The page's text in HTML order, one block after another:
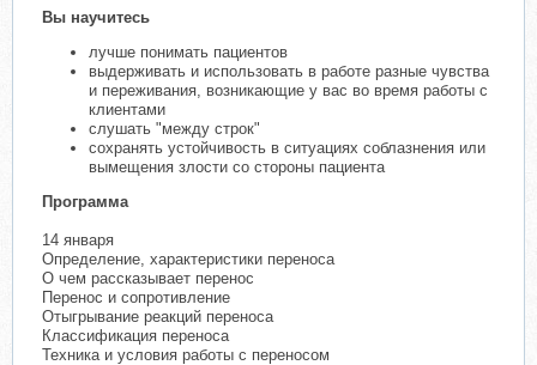
Вы научитесь
лучше понимать пациентов
выдерживать и использовать в работе разные чувства
и переживания, возникающие у вас во время работы с
клиентами
слушать "между строк"
сохранять устойчивость в ситуациях соблазнения или
вымещения злости со стороны пациента
Программа
14 января
Определение, характеристики переноса
О чем рассказывает перенос
Перенос и сопротивление
Отыгрывание реакций переноса
Классификация переноса
Техника и условия работы с переносом